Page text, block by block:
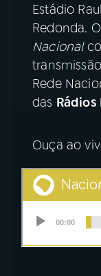
08FESTIVAL
ACOMPANHE A
YouTube
Estádio
Redonda. O
Nacional
Rede
das Rádios
Ouça ao